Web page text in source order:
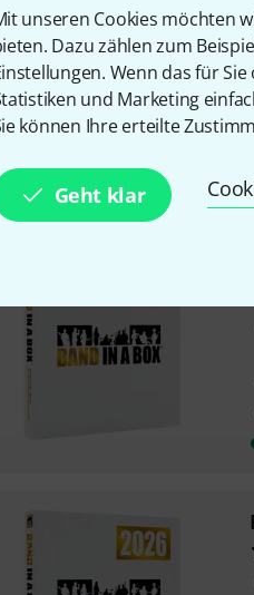
unseren Cookies möchten
Dazu zählen zum
Wenn das für
und Marketing
können Ihre erteilte
Geht klar